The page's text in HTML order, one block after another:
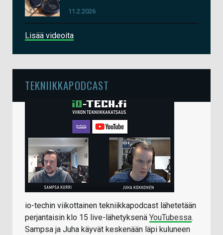
11.2.2026
Lisää videoita
TEKNIIKKAPODCAST
io-techin viikottainen tekniikkapodcast lähetetään
perjantaisin klo 15 live-lähetyksenä YouTubessa.
Sampsa ja Juha käyvät keskenään läpi kuluneen